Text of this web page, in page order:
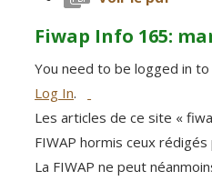
Fiwap Info 165:
You need to be logged in
Log In.
Les articles de ce site «
FIWAP hormis ceux
La FIWAP ne peut